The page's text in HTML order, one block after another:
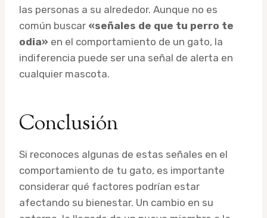
las personas a su alrededor. Aunque no es
común buscar «señales de que tu perro te
odia» en el comportamiento de un gato, la
indiferencia puede ser una señal de alerta en
cualquier mascota.
Conclusión
Si reconoces algunas de estas señales en el
comportamiento de tu gato, es importante
considerar qué factores podrían estar
afectando su bienestar. Un cambio en su